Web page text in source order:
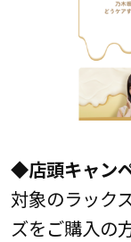
◆店頭キャン
対象のラック
ズをご購入の